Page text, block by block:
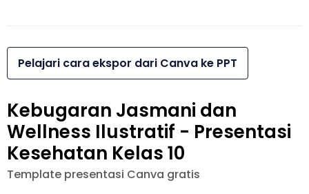
Pelajari cara ekspor dari Canva ke PPT
Kebugaran Jasmani dan
Wellness Ilustratif - Presentasi
Kesehatan Kelas 10
Template presentasi Canva gratis